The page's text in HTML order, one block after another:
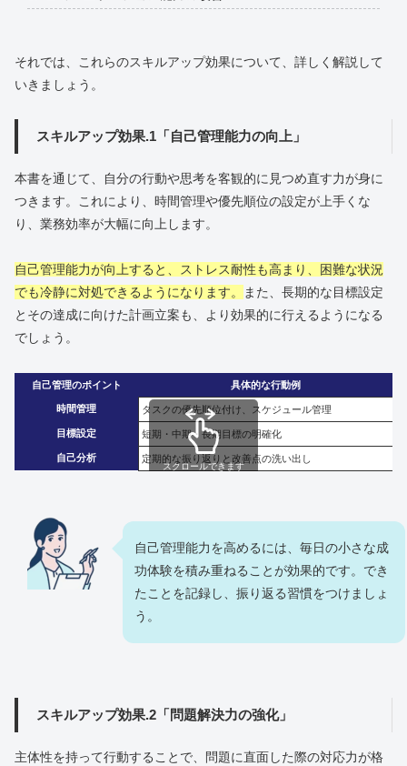
それでは、これらのスキルアップ効果について、詳しく解説して
いきましょう。
スキルアップ効果.1「自己管理能力の向上」
本書を通じて、自分の行動や思考を客観的に見つめ直す力が身に
つきます。これにより、時間管理や優先順位の設定が上手くな
り、業務効率が大幅に向上します。
自己管理能力が向上すると、ストレス耐性も高まり、困難な状況
でも冷静に対処できるようになります。
また、長期的な目標設定
とその達成に向けた計画立案も、より効果的に行えるようになる
でしょう。
自己管理のポイント 具体的な行動例
時間管理 タスクの優先順位付け、スケジュール管理
目標設定 短期・中期・長期目標の明確化
自己分析 定期的な振り返りと改善点の洗い出し
スクロールできます
自己管理能力を高めるには、毎日の小さな成
功体験を積み重ねることが効果的です。でき
たことを記録し、振り返る習慣をつけましょ
う。
スキルアップ効果.2「問題解決力の強化」
主体性を持って行動することで、問題に直面した際の対応力が格